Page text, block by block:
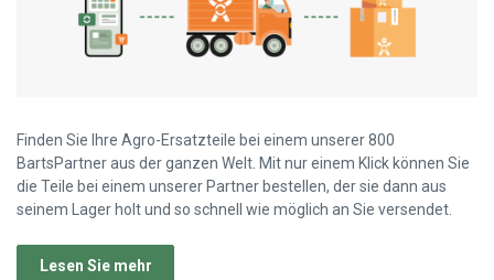
Finden Sie Ihre Agro-Ersatzteile bei einem unserer 800
BartsPartner aus der ganzen Welt. Mit nur einem Klick können Sie
die Teile bei einem unserer Partner bestellen, der sie dann aus
seinem Lager holt und so schnell wie möglich an Sie versendet.
Lesen Sie mehr